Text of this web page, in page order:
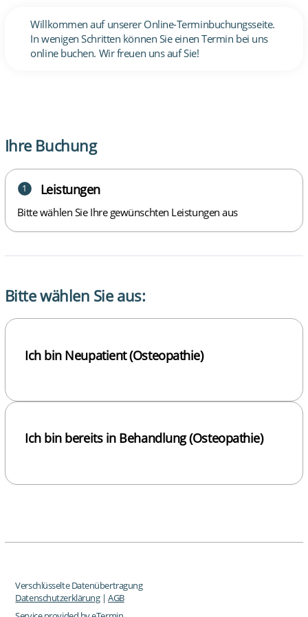
Willkommen auf unserer Online-Terminbuchungsseite.
In wenigen Schritten können Sie einen Termin bei uns
online buchen. Wir freuen uns auf Sie!
Bitte wählen Sie aus:
Ich bin Neupatient (Osteopathie)
Ich bin bereits in Behandlung (Osteopathie)
Ihre Buchung
1 Leistungen
Bitte wählen Sie Ihre gewünschten Leistungen aus
Verschlüsselte Datenübertragung
Datenschutzerklärung|AGB